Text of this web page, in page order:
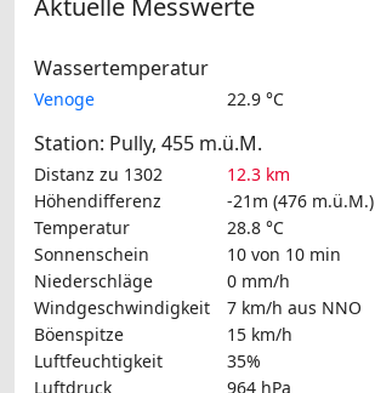
Aktuelle Messwerte
Wassertemperatur
Venoge 22.9 °C
Station: Pully, 455 m.ü.M.
Distanz zu 1302
12.3 km
Höhendifferenz
-21m (476 m.ü.M.)
Temperatur
28.8 °C
Sonnenschein
10 von 10 min
Niederschläge
0 mm/h
Windgeschwindigkeit
7 km/h aus NNO
Böenspitze
15 km/h
Luftfeuchtigkeit
35%
Luftdruck
964 hPa